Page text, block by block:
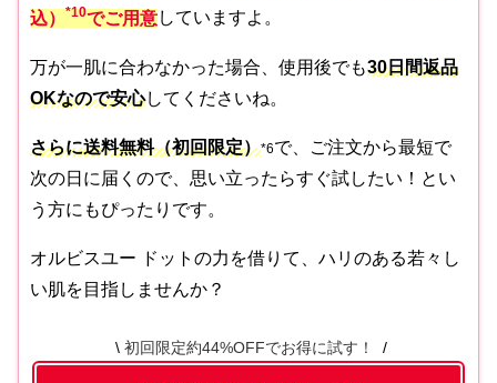
込）
*10でご用意していますよ。
万が一肌に合わなかった場合、使用後でも30日間返品
OKなので安心してくださいね。
さらに送料無料（初回限定）*6で、ご注文から最短で
次の日に届くので、思い立ったらすぐ試したい！とい
う方にもぴったりです。
オルビスユー ドットの力を借りて、ハリのある若々し
い肌を目指しませんか？
初回限定約44%OFFでお得に試す！